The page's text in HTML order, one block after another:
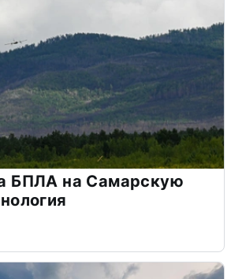
БПЛА на Самарскую